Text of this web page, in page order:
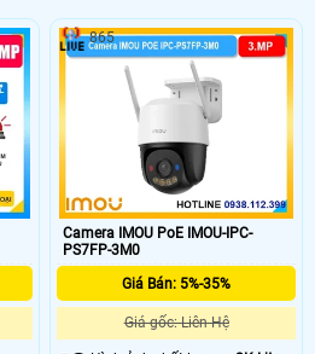
Camera IMOU PoE IMOU-IPC-
PS7FP-3M0
Giá Bán: 5%-35%
Giá gốc: Liên Hệ
865